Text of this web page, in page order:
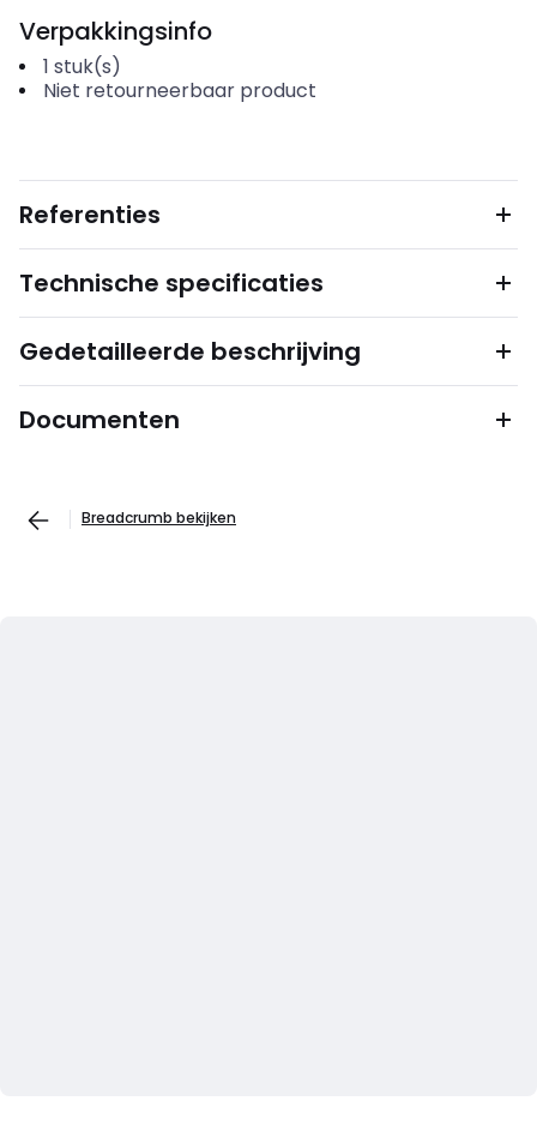
Verpakkingsinfo
1 stuk(s)
Niet retourneerbaar product
Referenties
Technische specificaties
Gedetailleerde beschrijving
Documenten
Breadcrumb bekijken